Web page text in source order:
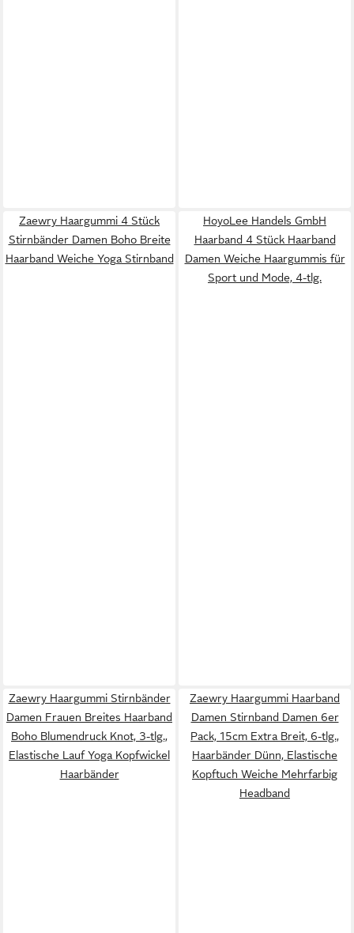
Zaewry Haargummi 4 Stück
Stirnbänder Damen Boho Breite
Haarband Weiche Yoga Stirnband
HoyoLee Handels GmbH
Haarband 4 Stück Haarband
Damen Weiche Haargummis für
Sport und Mode, 4-tlg.
Zaewry Haargummi Stirnbänder
Damen Frauen Breites Haarband
Boho Blumendruck Knot, 3-tlg.,
Elastische Lauf Yoga Kopfwickel
Haarbänder
Zaewry Haargummi Haarband
Damen Stirnband Damen 6er
Pack, 15cm Extra Breit, 6-tlg.,
Haarbänder Dünn, Elastische
Kopftuch Weiche Mehrfarbig
Headband